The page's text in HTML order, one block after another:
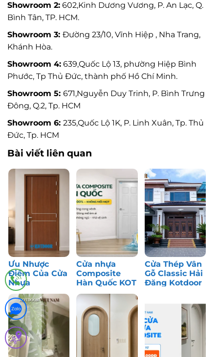
Showroom 2: 602,Kinh Dương Vương, P. An Lạc, Q.
Bình Tân, TP. HCM.
Showroom 3: Đường 23/10, Vĩnh Hiệp , Nha Trang,
Khánh Hòa.
Showroom 4: 639,Quốc Lộ 13, phường Hiệp Bình
Phước, Tp Thủ Đức, thành phố Hồ Chí Minh.
Showroom 5: 671,Nguyễn Duy Trinh, P. Bình Trưng
Đông, Q.2, Tp. HCM
Showroom 6: 235,Quốc Lộ 1K, P. Linh Xuân, Tp. Thủ
Đức, Tp. HCM
Bài viết liên quan
Ưu Nhược
Điểm Của Cửa
Nhựa
Composite: Có
Nên Dùng?
Cửa nhựa
Composite
Hàn Quốc KOT
– Bền màu,
chống nước
tốt
Cửa Thép Vân
Gỗ Classic Hải
Đăng Kotdoor